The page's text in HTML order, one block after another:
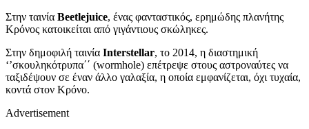
Στην ταινία Beetlejuice, ένας φανταστικός, ερημώδης πλανήτης
Κρόνος κατοικείται από γιγάντιους σκώληκες.
Στην δημοφιλή ταινία Interstellar, το 2014, η διαστημική
‘’σκουληκότρυπα΄΄ (wormhole) επέτρεψε στους αστροναύτες να
ταξιδέψουν σε έναν άλλο γαλαξία, η οποία εμφανίζεται, όχι τυχαία,
κοντά στον Κρόνο.
Advertisement